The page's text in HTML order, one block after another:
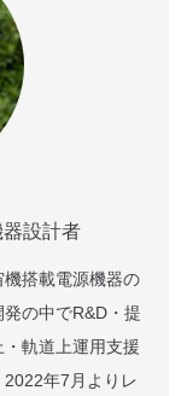
設計者
搭載電源機器の
の中でR&D・提
軌道上運用支援
年7月よりレ